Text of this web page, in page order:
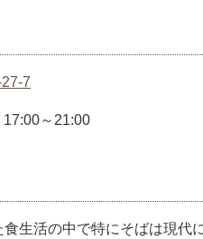
7
～21:00
生活の中で特にそばは現